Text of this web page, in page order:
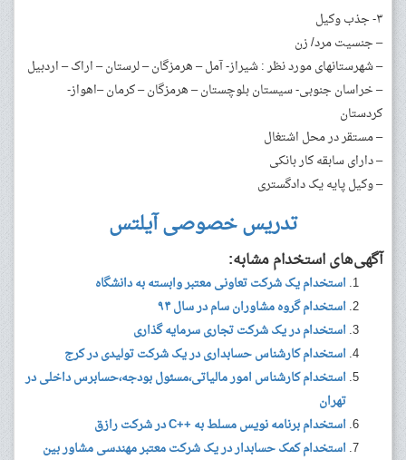
۳- جذب وکیل
– جنسیت مرد/ زن
– شهرستانهای مورد نظر : شیراز- آمل – هرمزگان – لرستان – اراک – اردبیل
– خراسان جنوبی- سیستان بلوچستان – هرمزگان – کرمان –اهواز-
کردستان
– مستقر در محل اشتغال
– دارای سابقه کار بانکی
– وکیل پایه یک دادگستری
تدریس خصوصی آیلتس
آگهی‌های استخدام مشابه:
استخدام یک شرکت تعاونی معتبر وابسته به دانشگاه
استخدام گروه مشاوران سام در سال ۹۴
استخدام در یک شرکت تجاری سرمایه گذاری
استخدام کارشناس حسابداری در یک شرکت تولیدی در کرج
استخدام کارشناس امور مالیاتی،مسئول بودجه،حسابرس داخلی در
تهران
استخدام برنامه نویس مسلط به ++C در شرکت رازق
استخدام کمک حسابدار در یک شرکت معتبر مهندسی مشاور بین